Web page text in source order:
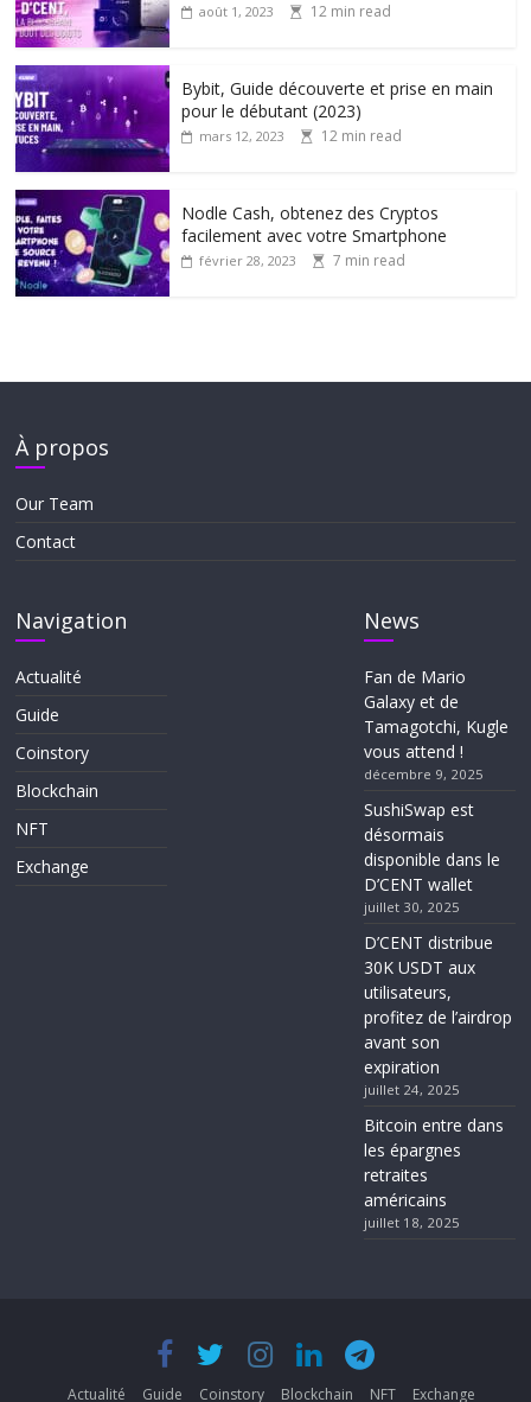
août 1, 2023 12 min read
Bybit, Guide découverte et prise en main
pour le débutant (2023)
mars 12, 2023 12 min read
Nodle Cash, obtenez des Cryptos
facilement avec votre Smartphone
février 28, 2023 7 min read
À propos
Our Team
Contact
Navigation
Actualité
Guide
Coinstory
Blockchain
NFT
Exchange
News
Fan de Mario
Galaxy et de
Tamagotchi, Kugle
vous attend !
décembre 9, 2025
SushiSwap est
désormais
disponible dans le
D’CENT wallet
juillet 30, 2025
D’CENT distribue
30K USDT aux
utilisateurs,
profitez de l’airdrop
avant son
expiration
juillet 24, 2025
Bitcoin entre dans
les épargnes
retraites
américains
juillet 18, 2025
Actualité Guide Coinstory Blockchain NFT Exchange